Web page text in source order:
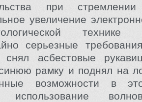
при стремлении
увеличение
технике
серьезные
снял асбестовые
рамку и поднял на
возможности в
использование